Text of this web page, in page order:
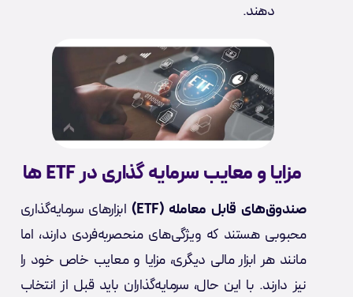
دهند.
مزایا و معایب سرمایه‌ گذاری در ETF ها
صندوق‌های قابل معامله (ETF)
ابزارهای سرمایه‌گذاری
محبوبی هستند که ویژگی‌های منحصربه‌فردی دارند، اما
مانند هر ابزار مالی دیگری، مزایا و معایب خاص خود را
نیز دارند. با این حال، سرمایه‌گذاران باید قبل از انتخاب